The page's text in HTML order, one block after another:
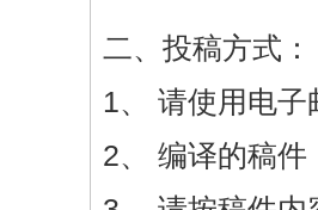
二、投稿方式：
1、 请使用电
2、 编译的稿